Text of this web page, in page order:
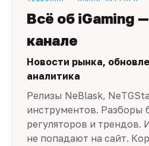
Всё об iGaming
канале
Новости рынка,
аналитика
Релизы NeBlask,
инструментов. Разборы
регуляторов и
не попадают на сайт.